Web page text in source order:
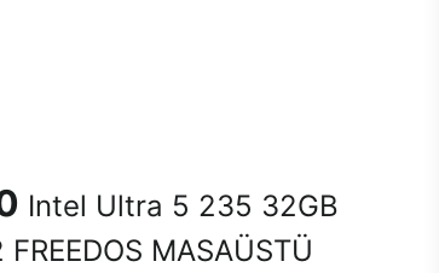
Intel Ultra 5 235 32GB
MASAÜSTÜ